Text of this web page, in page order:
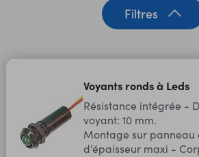
Filtres
Voyants ronds à Leds
Résistance intégrée -
voyant: 10 mm.
Montage sur panneau
d’épaisseur maxi -